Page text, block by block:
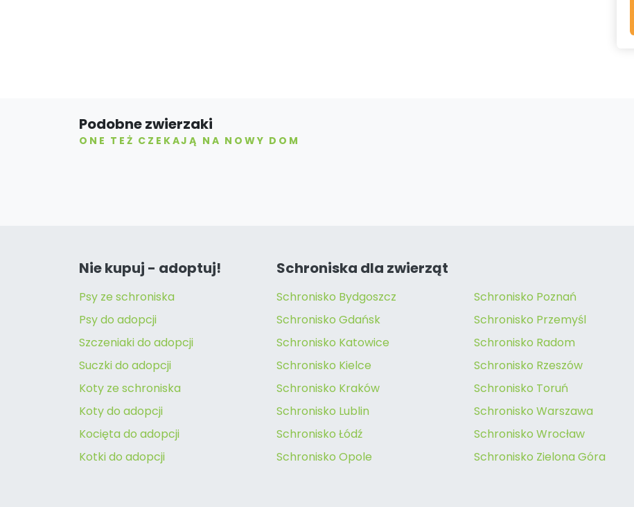
Podobne zwierzaki
ONE TEŻ CZEKAJĄ NA NOWY DOM
Nie kupuj - adoptuj!
Psy ze schroniska
Psy do adopcji
Szczeniaki do adopcji
Suczki do adopcji
Koty ze schroniska
Koty do adopcji
Kocięta do adopcji
Kotki do adopcji
Schroniska dla zwierząt
Schronisko Bydgoszcz
Schronisko Gdańsk
Schronisko Katowice
Schronisko Kielce
Schronisko Kraków
Schronisko Lublin
Schronisko Łódź
Schronisko Opole
Schronisko Poznań
Schronisko Przemyśl
Schronisko Radom
Schronisko Rzeszów
Schronisko Toruń
Schronisko Warszawa
Schronisko Wrocław
Schronisko Zielona Góra